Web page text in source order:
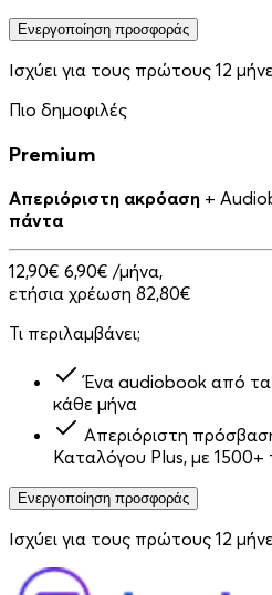
Ενεργοποίηση προσφοράς
Ισχύει για τους πρώτους 12
Πιο δημοφιλές
Premium
Απεριόριστη ακρόαση +
πάντα
12,90€ 6,90€ /μήνα,
ετήσια χρέωση 82,80€
Τι περιλαμβάνει;
Ένα audiobook από τα
κάθε μήνα
Απεριόριστη
Καταλόγου Plus, με 1500+
Ενεργοποίηση προσφοράς
Ισχύει για τους πρώτους 12